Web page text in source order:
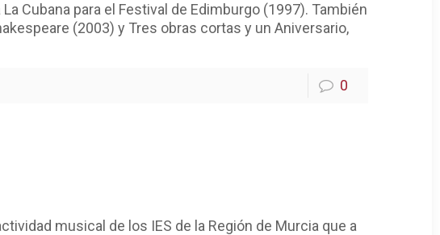
Cubana para el Festival de Edimburgo (1997). También
(2003) y Tres obras cortas y un Aniversario,
0
musical de los IES de la Región de Murcia que a